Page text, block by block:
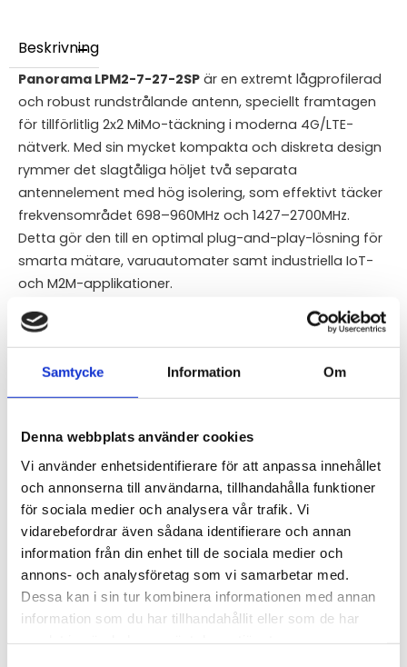
Samtycke Information Om
Denna webbplats använder cookies
Vi använder enhetsidentifierare för att anpassa innehållet
och annonserna till användarna, tillhandahålla funktioner
för sociala medier och analysera vår trafik. Vi
vidarebefordrar även sådana identifierare och annan
information från din enhet till de sociala medier och
annons- och analysföretag som vi samarbetar med.
Dessa kan i sin tur kombinera informationen med annan
information som du har tillhandahållit eller som de har
Beskrivning
Panorama LPM2-7-27-2SP är en extremt lågprofilerad
och robust rundstrålande antenn, speciellt framtagen
för tillförlitlig 2x2 MiMo-täckning i moderna 4G/LTE-
nätverk. Med sin mycket kompakta och diskreta design
rymmer det slagtåliga höljet två separata
antennelement med hög isolering, som effektivt täcker
frekvensområdet 698–960MHz och 1427–2700MHz.
Detta gör den till en optimal plug-and-play-lösning för
smarta mätare, varuautomater samt industriella IoT-
och M2M-applikationer.
En viktig teknisk egenskap är att denna antennserie är
särskilt utvecklad för att installeras på icke-ledande
kompositmaterial). Prestandan påverkas negativt om
den monteras direkt på en metallisk eller ledande panel.
Konstruktionen är extremt tålig och uppfyller kraven för
både IK10 (högsta mekaniska slagtålighet) och IP69K
(helt dammtät samt skyddad mot högtryckstvätt och
höga temperaturer). Detta garanterar en lång och
problemfri livslängd även i de mest utsatta
utomhusmiljöerna eller i publika installationer där det
finns risk för skadegörelse.
Denna specifika version levereras med 2 meter långa
integrerade kablar.